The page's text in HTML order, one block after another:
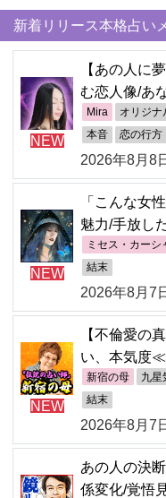
新着リリース本格占い
NEW
【あの人に
む恋人像/あ
Mira オリジナ
本音 恋の行方
2026年8月8
NEW
「こんな女
魅力/手放し
ミセス・カーシ
結末
2026年8月7
NEW
【不倫愛の
い、本気度
新宿の母 九星
結末
2026年8月7
あの人の決
係変化/覚悟